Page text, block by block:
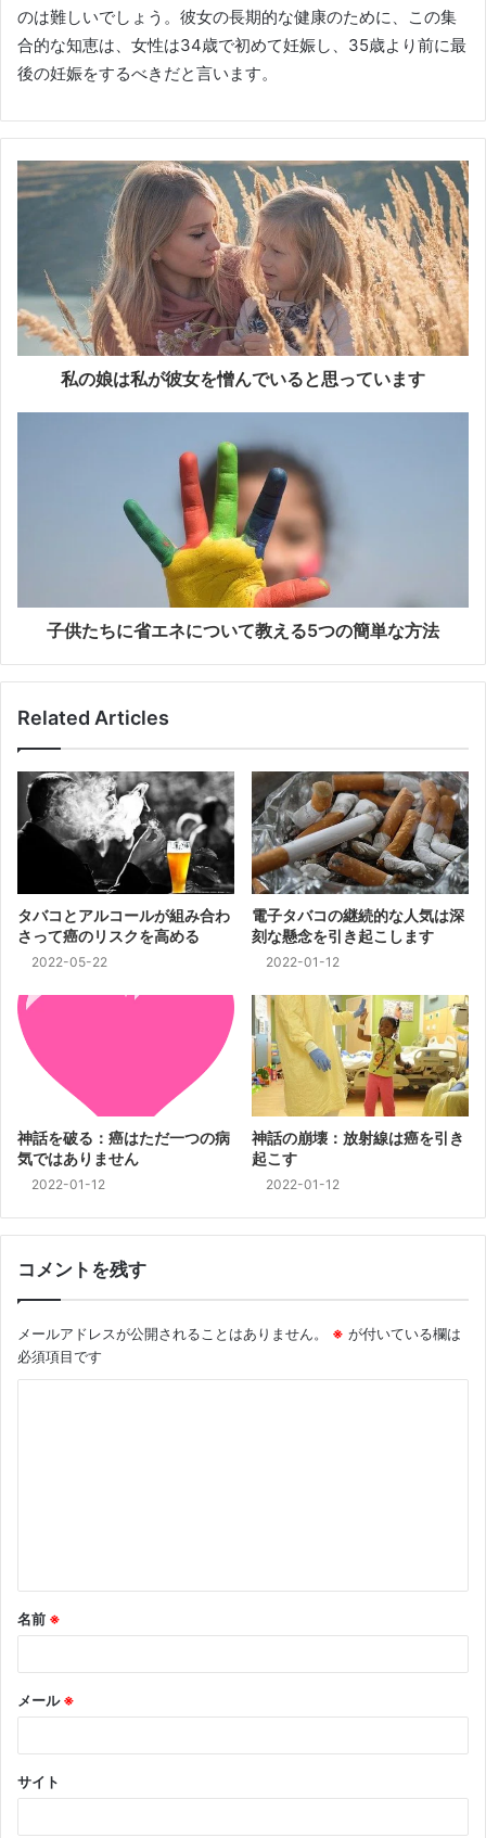
のは難しいでしょう。彼女の長期的な健康のために、この集
合的な知恵は、女性は34歳で初めて妊娠し、35歳より前に最
後の妊娠をするべきだと言います。
私の娘は私が彼女を憎んでいると思っています
子供たちに省エネについて教える5つの簡単な方法
Related Articles
タバコとアルコールが組み合わ
さって癌のリスクを高める
2022-05-22
電子タバコの継続的な人気は深
刻な懸念を引き起こします
2022-01-12
神話を破る：癌はただ一つの病
気ではありません
2022-01-12
神話の崩壊：放射線は癌を引き
起こす
2022-01-12
コメントを残す
メールアドレスが公開されることはありません。 ※ が付いている欄は
必須項目です
名前 ※
メール※
サイト